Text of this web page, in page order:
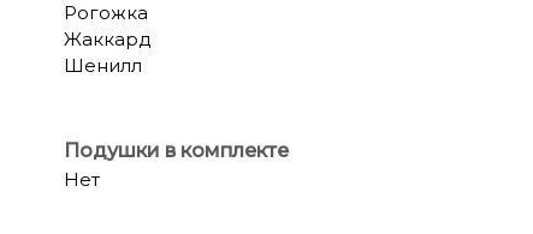
Рогожка
Жаккард
Шенилл
Подушки в комплекте
Нет